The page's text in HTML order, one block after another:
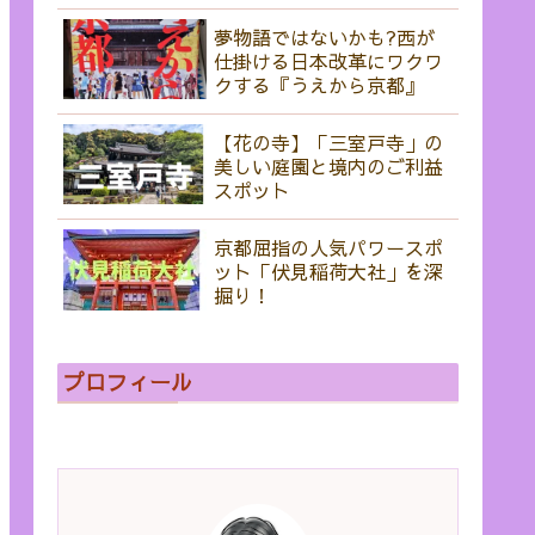
夢物語ではないかも?西が
仕掛ける日本改革にワクワ
クする『うえから京都』
【花の寺】「三室戸寺」の
美しい庭園と境内のご利益
スポット
京都屈指の人気パワースポ
ット「伏見稲荷大社」を深
掘り！
プロフィール